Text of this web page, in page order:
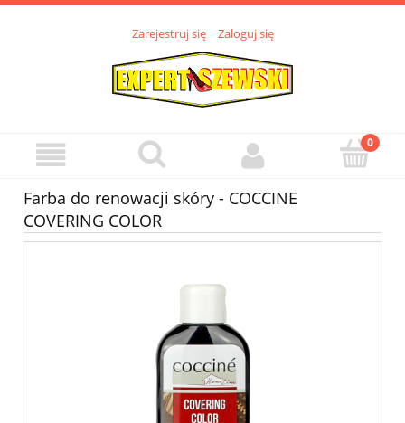
Zarejestruj się Zaloguj się
Farba do renowacji skóry - COCCINE
COVERING COLOR